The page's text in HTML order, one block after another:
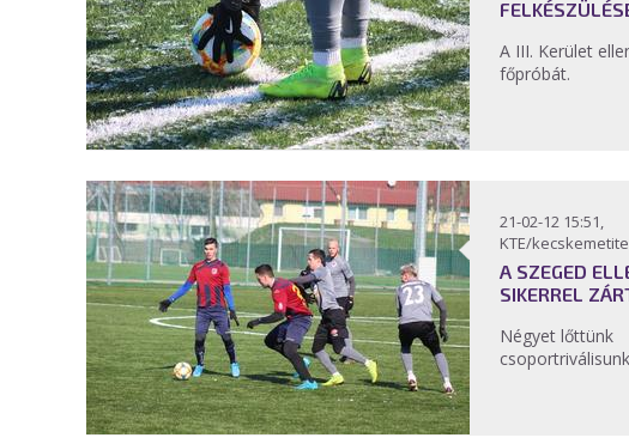
A III. Kerület
főpróbát.
21-02-12 15:51,
KTE/
A SZEGED
SIKERREL
Négyet lőttünk